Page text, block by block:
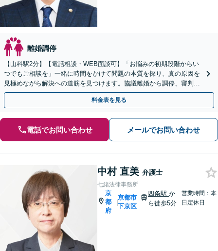
離婚調停
【山科駅2分】【電話相談・WEB面談可】「お悩みの初期段階からい
つでもご相談を」一緒に時間をかけて問題の本質を探り、真の原因を
見極めながら解決への道筋を見つけます。協議離婚から調停、審判、
訴訟まで、離婚に関わる一連の手続きにすべて対応
料金表を見る
電話でお問い合わせ メールでお問い合わせ
中村 直美 弁護士
七緒法律事務所
京
都
府
|
京都市
下京区
四条駅 か
ら徒歩5分
営業時間：本
日定休日